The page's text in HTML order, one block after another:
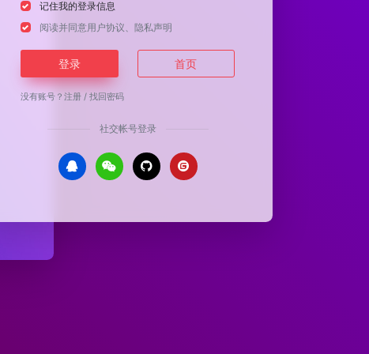
记住我的登录信息
阅读并同意用户协议、隐私声明
登录 首页
没有账号？注册 /找回密码
社交帐号登录